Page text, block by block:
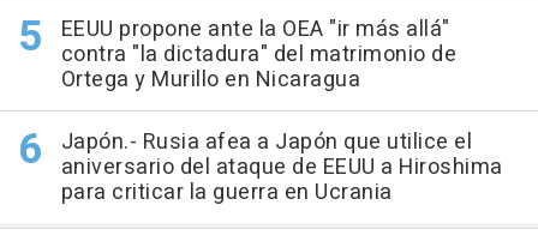
EEUU propone ante la OEA "ir más allá"
contra "la dictadura" del matrimonio de
Ortega y Murillo en Nicaragua
Japón.- Rusia afea a Japón que utilice el
aniversario del ataque de EEUU a Hiroshima
para criticar la guerra en Ucrania